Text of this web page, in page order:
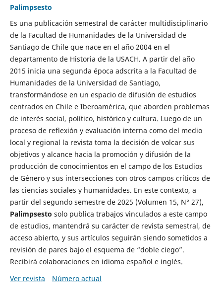
Palimpsesto
Es una publicación semestral de carácter multidisciplinario
de la Facultad de Humanidades de la Universidad de
Santiago de Chile que nace en el año 2004 en el
departamento de Historia de la USACH. A partir del año
2015 inicia una segunda época adscrita a la Facultad de
Humanidades de la Universidad de Santiago,
transformándose en un espacio de difusión de estudios
centrados en Chile e Iberoamérica, que aborden problemas
de interés social, político, histórico y cultura. Luego de un
proceso de reflexión y evaluación interna como del medio
local y regional la revista toma la decisión de volcar sus
objetivos y alcance hacia la promoción y difusión de la
producción de conocimientos en el campo de los Estudios
de Género y sus intersecciones con otros campos críticos de
las ciencias sociales y humanidades. En este contexto, a
partir del segundo semestre de 2025 (Volumen 15, N° 27),
Palimpsesto solo publica trabajos vinculados a este campo
de estudios, mantendrá su carácter de revista semestral, de
acceso abierto, y sus artículos seguirán siendo sometidos a
revisión de pares bajo el esquema de “doble ciego”.
Recibirá colaboraciones en idioma español e inglés.
Ver revista
Número actual